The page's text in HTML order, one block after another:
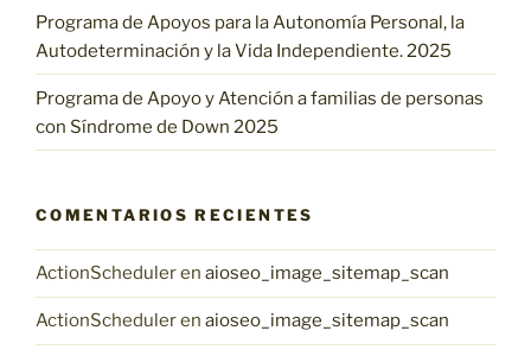
Programa de Apoyos para la Autonomía Personal, la
Autodeterminación y la Vida Independiente. 2025
Programa de Apoyo y Atención a familias de personas
con Síndrome de Down 2025
COMENTARIOS RECIENTES
ActionScheduleren aioseo_image_sitemap_scan
ActionScheduleren aioseo_image_sitemap_scan